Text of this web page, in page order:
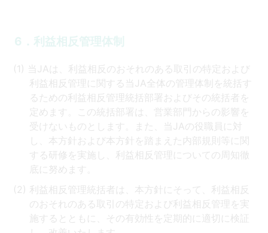
6．利益相反管理体制
当JAは、利益相反のおそれのある取引の特定および
利益相反管理に関する当JA全体の管理体制を統括す
るための利益相反管理統括部署およびその統括者を
定めます。この統括部署は、営業部門からの影響を
受けないものとします。また、当JAの役職員に対
し、本方針および本方針を踏まえた内部規則等に関
する研修を実施し、利益相反管理についての周知徹
底に努めます。
利益相反管理統括者は、本方針にそって、利益相反
のおそれのある取引の特定および利益相反管理を実
施するとともに、その有効性を定期的に適切に検証